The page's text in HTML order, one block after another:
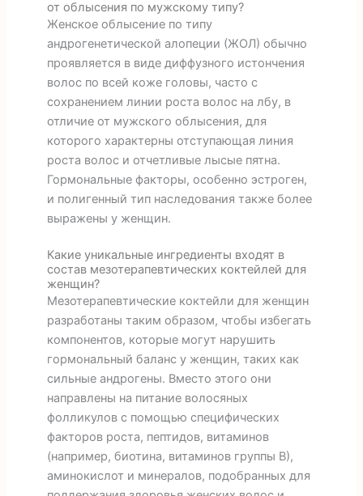
от облысения по мужскому типу?
Женское облысение по типу
андрогенетической алопеции (ЖОЛ) обычно
проявляется в виде диффузного истончения
волос по всей коже головы, часто с
сохранением линии роста волос на лбу, в
отличие от мужского облысения, для
которого характерны отступающая линия
роста волос и отчетливые лысые пятна.
Гормональные факторы, особенно эстроген,
и полигенный тип наследования также более
выражены у женщин.
Какие уникальные ингредиенты входят в
состав мезотерапевтических коктейлей для
женщин?
Мезотерапевтические коктейли для женщин
разработаны таким образом, чтобы избегать
компонентов, которые могут нарушить
гормональный баланс у женщин, таких как
сильные андрогены. Вместо этого они
направлены на питание волосяных
фолликулов с помощью специфических
факторов роста, пептидов, витаминов
(например, биотина, витаминов группы В),
аминокислот и минералов, подобранных для